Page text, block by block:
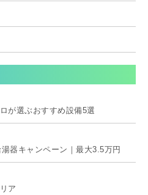
が選ぶおすすめ設備5選
器キャンペーン｜最大3.5万円
ア